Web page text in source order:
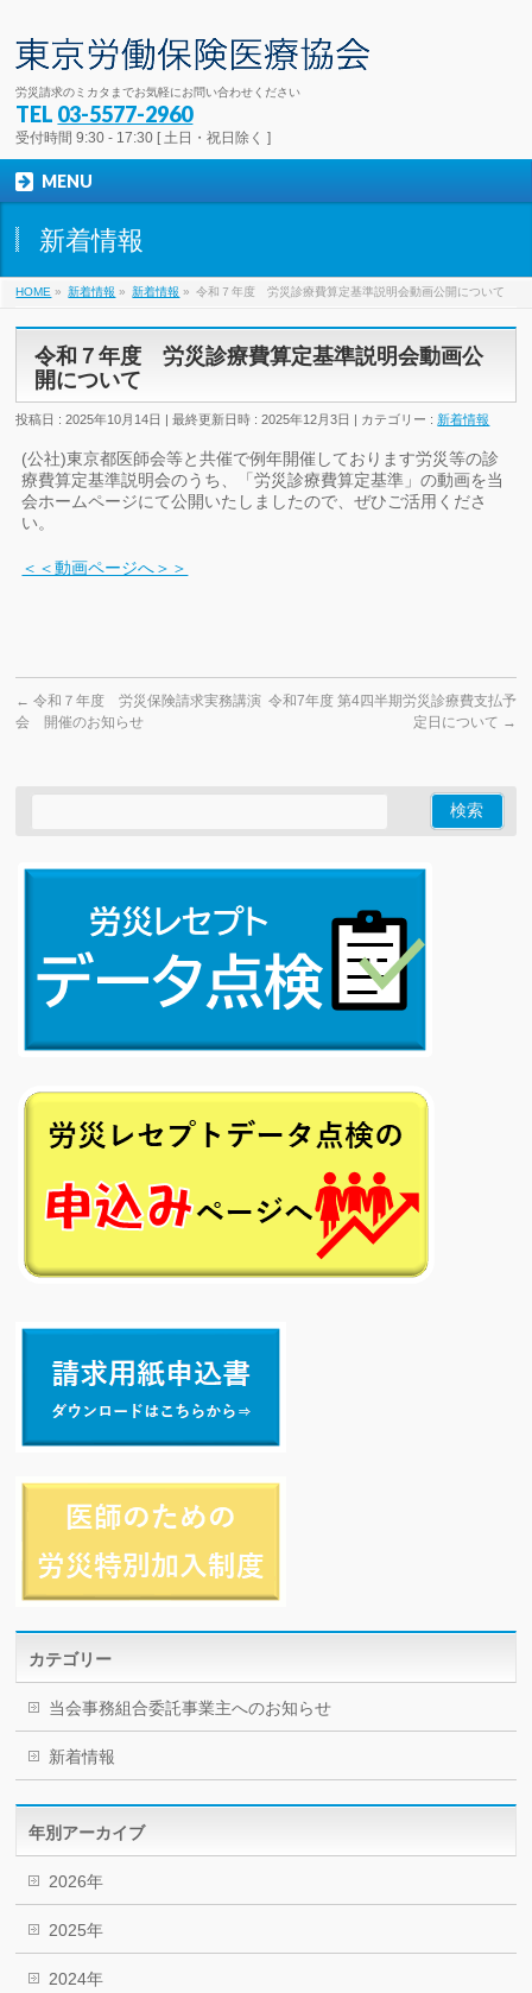
労災請求のミカタまでお気軽にお問い合わせください
TEL 03-5577-2960
受付時間 9:30 - 17:30 [ 土日・祝日除く ]
MENU
新着情報
HOME » 新着情報 » 新着情報 » 令和７年度 労災診療費算定基準説明会動画公開について
令和７年度 労災診療費算定基準説明会動画公
開について
投稿日 : 2025年10月14日 最終更新日時 : 2025年12月3日 カテゴリー : 新着情報
(公社)東京都医師会等と共催で例年開催しております労災等の診
療費算定基準説明会のうち、「労災診療費算定基準」の動画を当
会ホームページにて公開いたしましたので、ぜひご活用くださ
い。
＜＜動画ページへ＞＞
← 令和７年度 労災保険請求実務講演
会 開催のお知らせ
令和7年度 第4四半期労災診療費支払予
定日について →
カテゴリー
当会事務組合委託事業主へのお知らせ
新着情報
年別アーカイブ
2026年
2025年
2024年